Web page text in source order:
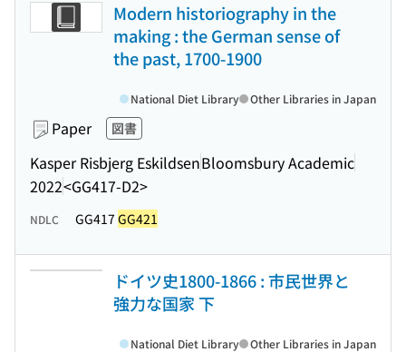
Modern historiography in the
making : the German sense of
the past, 1700-1900
Paper 図書
Kasper Risbjerg EskildsenBloomsbury Academic
2022<GG417-D2>
National Diet Library Other Libraries in Japan
NDLC GG417 GG421
ドイツ史1800-1866 : 市民世界と
強力な国家 下
National Diet Library Other Libraries in Japan